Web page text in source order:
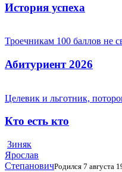
История успеха
Троечникам 100 баллов не
Абитуриент 2026
Целевик и льготник,
Кто есть кто
Зиняк
Ярослав
СтепановичРодился 7 августа